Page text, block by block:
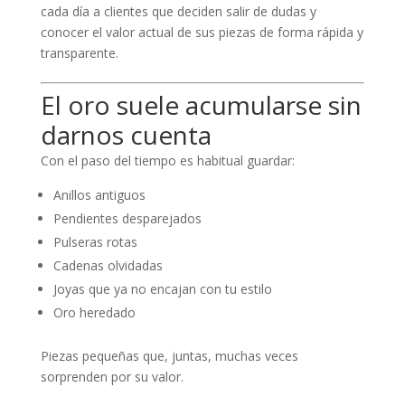
cada día a clientes que deciden salir de dudas y
conocer el valor actual de sus piezas de forma rápida y
transparente.
El oro suele acumularse sin
darnos cuenta
Con el paso del tiempo es habitual guardar:
Anillos antiguos
Pendientes desparejados
Pulseras rotas
Cadenas olvidadas
Joyas que ya no encajan con tu estilo
Oro heredado
Piezas pequeñas que, juntas, muchas veces
sorprenden por su valor.